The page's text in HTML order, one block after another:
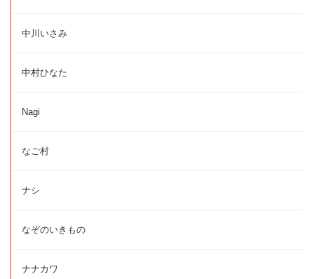
中川いさみ
中村ひなた
Nagi
なご村
ナシ
なぞのいきもの
ナナカワ